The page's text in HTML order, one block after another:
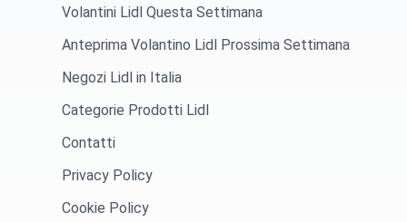
Volantini Lidl Questa Settimana
Anteprima Volantino Lidl Prossima Settimana
Negozi Lidl in Italia
Categorie Prodotti Lidl
Contatti
Privacy Policy
Cookie Policy